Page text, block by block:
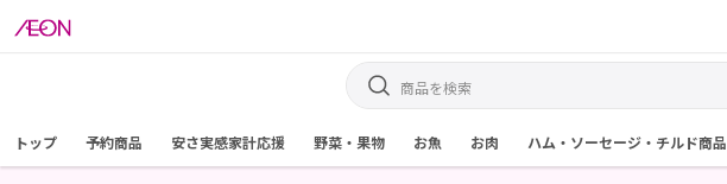
トップ 予約商品 安さ実感家計応援 野菜・果物 お魚 お肉 ハム・ソーセージ・チルド商品